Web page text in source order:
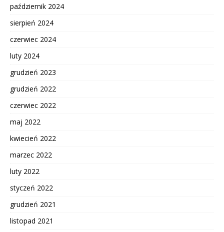
październik 2024
sierpień 2024
czerwiec 2024
luty 2024
grudzień 2023
grudzień 2022
czerwiec 2022
maj 2022
kwiecień 2022
marzec 2022
luty 2022
styczeń 2022
grudzień 2021
listopad 2021